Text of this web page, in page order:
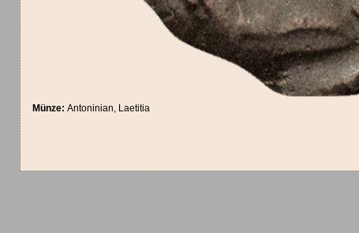
Münze:Antoninian, Laetitia